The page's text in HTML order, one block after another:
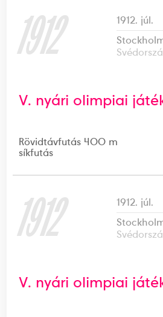
1912
1912. júl.
V. nyári olimpiai
Rövidtávfutás 400 m
síkfutás
1912
1912. júl.
V. nyári olimpiai